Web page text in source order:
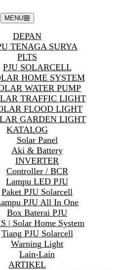
MENU
DEPAN
TENAGA SURYA
PLTS
PJU SOLARCELL
HOME SYSTEM
WATER PUMP
TRAFFIC LIGHT
FLOOD LIGHT
GARDEN LIGHT
KATALOG
Solar Panel
Aki & Battery
INVERTER
Controller / BCR
Lampu LED PJU
Paket PJU Solarcell
PJU All In One
Box Baterai PJU
| Solar Home System
Tiang PJU Solarcell
Warning Light
Lain-Lain
ARTIKEL